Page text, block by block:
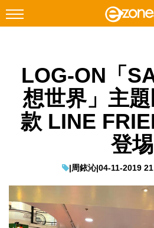
Facebook Instagram
科技焦點
網絡生活
EduTech
IT Times
LOG-ON「
想世界」主
款 LINE
登埸
|周銥沁|04-11-2019